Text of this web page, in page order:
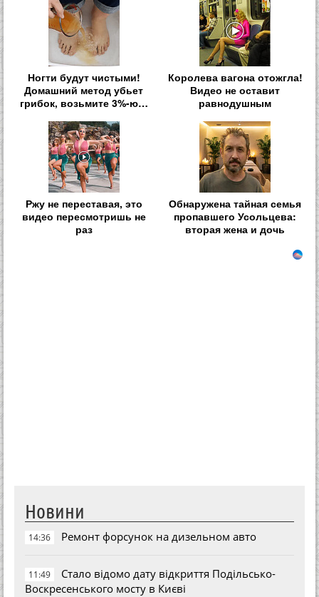
Ногти будут чистыми!
Домашний метод убьет
грибок, возьмите 3%-ю…
Королева вагона отожгла!
Видео не оставит
равнодушным
Ржу не переставая, это
видео пересмотришь не
раз
Обнаружена тайная семья
пропавшего Усольцева:
вторая жена и дочь
Новини
14:36 Ремонт форсунок на дизельном авто
11:49
Стало відомо дату відкриття Подільсько-
Воскресенського мосту в Києві